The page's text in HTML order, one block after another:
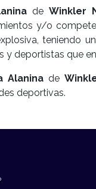
deWinkler
y/o
teniendo
y deportistas que
Alaninade
deportivas.